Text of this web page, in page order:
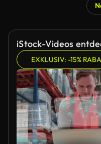
iStock-Videos
EXKLUSIV: -15%